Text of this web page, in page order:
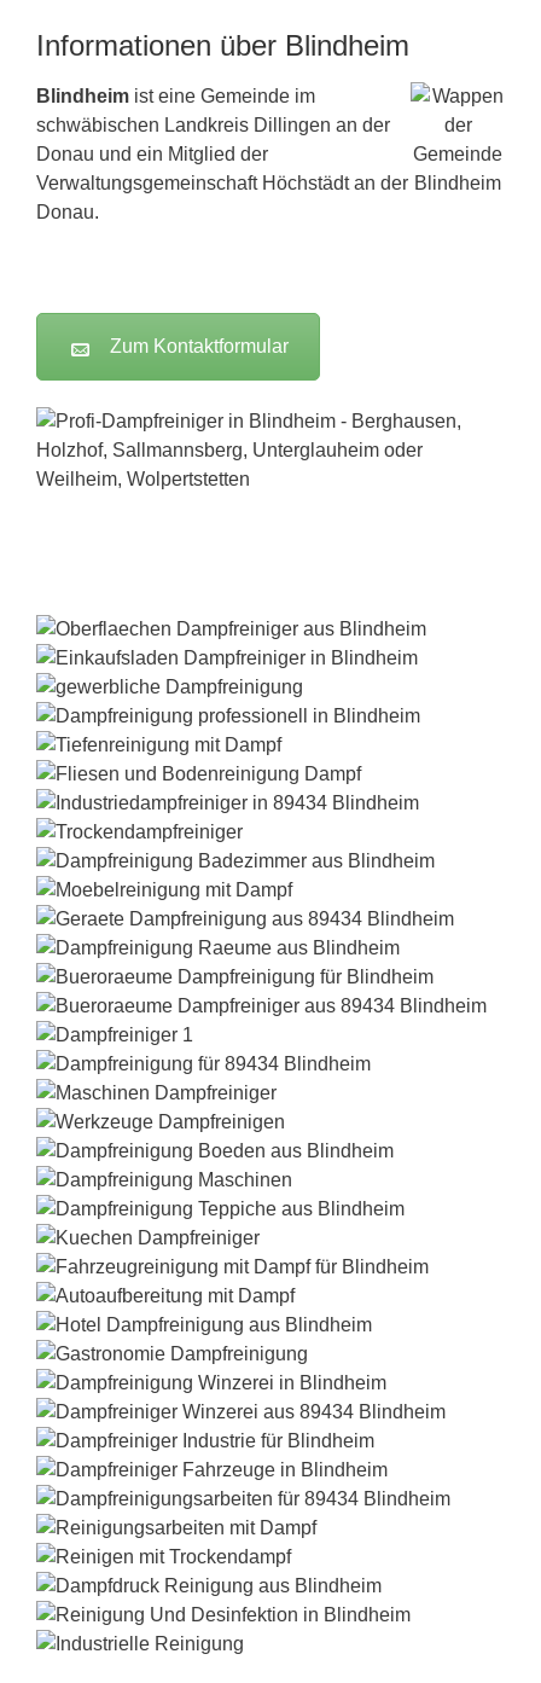
Informationen über Blindheim
Blindheim ist eine Gemeinde im
schwäbischen Landkreis Dillingen an der
Donau und ein Mitglied der
Verwaltungsgemeinschaft Höchstädt an der
Donau.
Zum Kontaktformular